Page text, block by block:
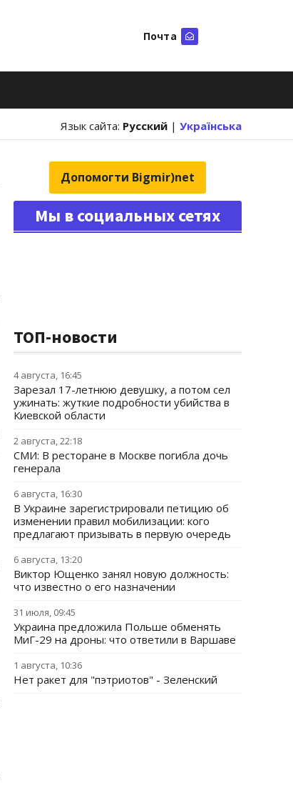
Почта
Язык сайта: Русский | Українська
Допомогти Bigmir)net
Мы в социальных сетях
ТОП-новости
4 августа, 16:45
Зарезал 17-летнюю девушку, а потом сел
ужинать: жуткие подробности убийства в
Киевской области
2 августа, 22:18
СМИ: В ресторане в Москве погибла дочь
генерала
6 августа, 16:30
В Украине зарегистрировали петицию об
изменении правил мобилизации: кого
предлагают призывать в первую очередь
6 августа, 13:20
Виктор Ющенко занял новую должность:
что известно о его назначении
31 июля, 09:45
Украина предложила Польше обменять
МиГ-29 на дроны: что ответили в Варшаве
1 августа, 10:36
Нет ракет для "пэтриотов" - Зеленский